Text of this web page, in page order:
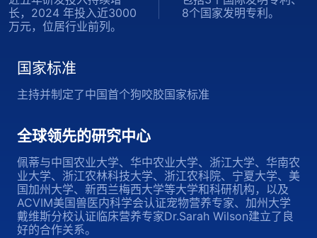
长，2024 年投入近3000
万元，位居行业前列。
8个国家发明专利。
国家标准
主持并制定了中国首个狗咬胶国家标准
全球领先的研究中心
佩蒂与中国农业大学、华中农业大学、浙江大学、华南农
业大学、浙江农林科技大学、浙江农科院、宁夏大学、美
国加州大学、新西兰梅西大学等大学和科研机构，以及
ACVIM美国兽医内科学会认证宠物营养专家、加州大学
戴维斯分校认证临床营养专家Dr.Sarah Wilson建立了良
好的合作关系。